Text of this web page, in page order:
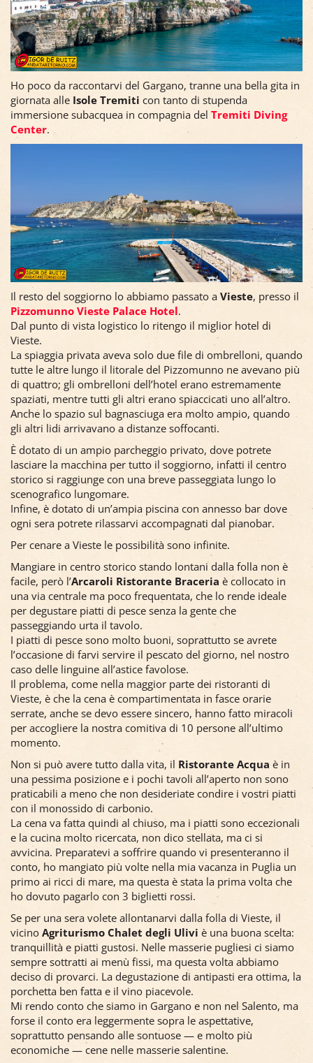
Ho poco da raccontarvi del Gargano, tranne una bella gita in
giornata alle Isole Tremiti con tanto di stupenda
immersione subacquea in compagnia del Tremiti Diving
Center.
Il resto del soggiorno lo abbiamo passato a Vieste, presso il
Pizzomunno Vieste Palace Hotel.
Dal punto di vista logistico lo ritengo il miglior hotel di
Vieste.
La spiaggia privata aveva solo due file di ombrelloni, quando
tutte le altre lungo il litorale del Pizzomunno ne avevano più
di quattro; gli ombrelloni dell’hotel erano estremamente
spaziati, mentre tutti gli altri erano spiaccicati uno all’altro.
Anche lo spazio sul bagnasciuga era molto ampio, quando
gli altri lidi arrivavano a distanze soffocanti.
È dotato di un ampio parcheggio privato, dove potrete
lasciare la macchina per tutto il soggiorno, infatti il centro
storico si raggiunge con una breve passeggiata lungo lo
scenografico lungomare.
Infine, è dotato di un’ampia piscina con annesso bar dove
ogni sera potrete rilassarvi accompagnati dal pianobar.
Per cenare a Vieste le possibilità sono infinite.
Mangiare in centro storico stando lontani dalla folla non è
facile, però l’Arcaroli Ristorante Braceria è collocato in
una via centrale ma poco frequentata, che lo rende ideale
per degustare piatti di pesce senza la gente che
passeggiando urta il tavolo.
I piatti di pesce sono molto buoni, soprattutto se avrete
l’occasione di farvi servire il pescato del giorno, nel nostro
caso delle linguine all’astice favolose.
Il problema, come nella maggior parte dei ristoranti di
Vieste, è che la cena è compartimentata in fasce orarie
serrate, anche se devo essere sincero, hanno fatto miracoli
per accogliere la nostra comitiva di 10 persone all’ultimo
momento.
Non si può avere tutto dalla vita, il Ristorante Acqua è in
una pessima posizione e i pochi tavoli all’aperto non sono
praticabili a meno che non desideriate condire i vostri piatti
con il monossido di carbonio.
La cena va fatta quindi al chiuso, ma i piatti sono eccezionali
e la cucina molto ricercata, non dico stellata, ma ci si
avvicina. Preparatevi a soffrire quando vi presenteranno il
conto, ho mangiato più volte nella mia vacanza in Puglia un
primo ai ricci di mare, ma questa è stata la prima volta che
ho dovuto pagarlo con 3 biglietti rossi.
Se per una sera volete allontanarvi dalla folla di Vieste, il
vicino Agriturismo Chalet degli Ulivi è una buona scelta:
tranquillità e piatti gustosi. Nelle masserie pugliesi ci siamo
sempre sottratti ai menù fissi, ma questa volta abbiamo
deciso di provarci. La degustazione di antipasti era ottima, la
porchetta ben fatta e il vino piacevole.
Mi rendo conto che siamo in Gargano e non nel Salento, ma
forse il conto era leggermente sopra le aspettative,
soprattutto pensando alle sontuose — e molto più
economiche — cene nelle masserie salentine.